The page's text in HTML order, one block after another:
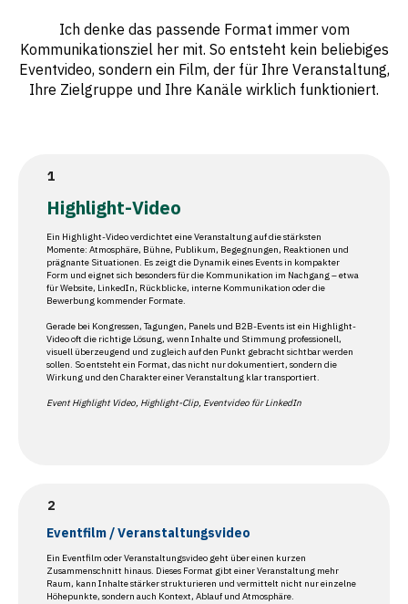
Ich denke das passende Format immer vom
Kommunikationsziel her mit. So entsteht kein beliebiges
Eventvideo, sondern ein Film, der für Ihre Veranstaltung,
Ihre Zielgruppe und Ihre Kanäle wirklich funktioniert.
Highlight-Video
Ein Highlight-Video verdichtet eine Veranstaltung auf die stärksten
Momente: Atmosphäre, Bühne, Publikum, Begegnungen, Reaktionen und
prägnante Situationen. Es zeigt die Dynamik eines Events in kompakter
Form und eignet sich besonders für die Kommunikation im Nachgang – etwa
für Website, LinkedIn, Rückblicke, interne Kommunikation oder die
Bewerbung kommender Formate.
Gerade bei Kongressen, Tagungen, Panels und B2B-Events ist ein Highlight-
Video oft die richtige Lösung, wenn Inhalte und Stimmung professionell,
visuell überzeugend und zugleich auf den Punkt gebracht sichtbar werden
sollen. So entsteht ein Format, das nicht nur dokumentiert, sondern die
Wirkung und den Charakter einer Veranstaltung klar transportiert.
Event Highlight Video, Highlight-Clip, Eventvideo für LinkedIn
Eventfilm / Veranstaltungsvideo
Ein Eventfilm oder Veranstaltungsvideo geht über einen kurzen
Zusammenschnitt hinaus. Dieses Format gibt einer Veranstaltung mehr
Raum, kann Inhalte stärker strukturieren und vermittelt nicht nur einzelne
Höhepunkte, sondern auch Kontext, Ablauf und Atmosphäre.